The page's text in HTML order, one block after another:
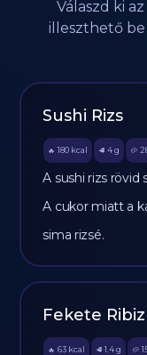
Válaszd ki
illeszthető
Sushi Rizs
🔥 180 kcal 🥩 4 g 🥔
A sushi rizs rövid
A cukor miatt a
sima rizsé.
Fekete
🔥 63 kcal 🥩 1.4 g 🥔